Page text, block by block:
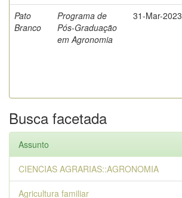
Pato
Branco
Programa de
Pós-Graduação
em Agronomia
31-Mar-2023
Busca facetada
Assunto
CIENCIAS AGRARIAS::AGRONOMIA
Agricultura familiar